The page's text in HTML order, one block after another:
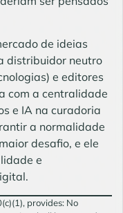
de ideias
distribuidor neutro
e editores
com a centralidade
e IA na curadoria
a normalidade
desafio, e ele
e
provides: No